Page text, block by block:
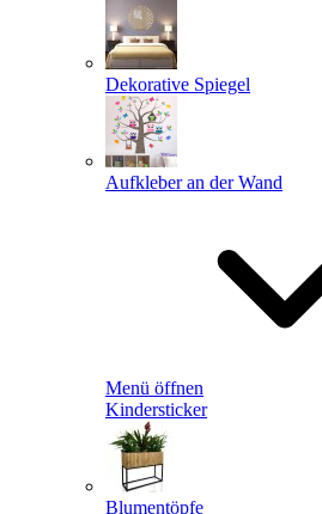
Dekorative Spiegel
Aufkleber an der Wand
Menü öffnen
Kindersticker
Blumentöpfe